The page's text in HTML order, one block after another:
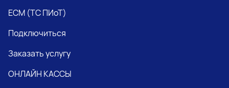
ЕСМ (ТС ПИоТ)
Подключиться
Заказать услугу
ОНЛАЙН КАССЫ